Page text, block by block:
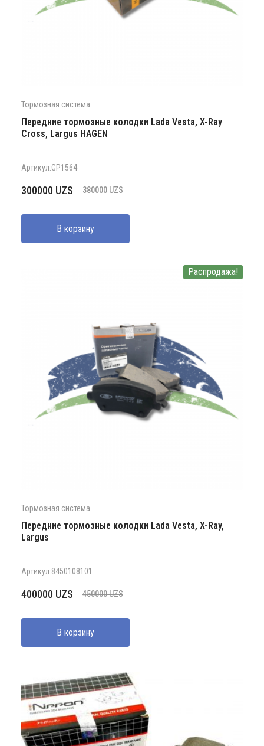
Тормозная система
Передние тормозные колодки Lada Vesta, X-Ray
Cross, Largus HAGEN
Артикул:GP1564
380000UZS
Первоначальная
составляла
380000 UZS.
300000 UZS
Текущая
300000 UZS.
В корзину
Распродажа!
Тормозная система
Передние тормозные колодки Lada Vesta, X-Ray,
Largus
Артикул:8450108101
450000UZS
Первоначальная
составляла
450000 UZS.
400000 UZS
Текущая
400000 UZS.
В корзину